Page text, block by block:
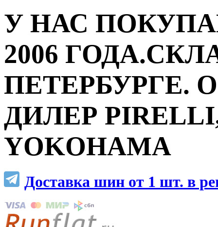
У НАС
2006
ПЕТЕРБУРГЕ.
ДИЛЕР
YOKOHAMA
Доставка шин от 1 шт. в